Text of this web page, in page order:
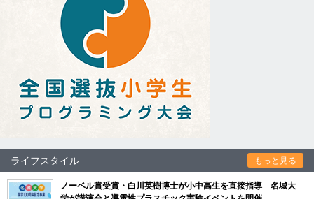
ライフスタイル もっと見る
ノーベル賞受賞・白川英樹博士が小中高生を直接指導 名城大